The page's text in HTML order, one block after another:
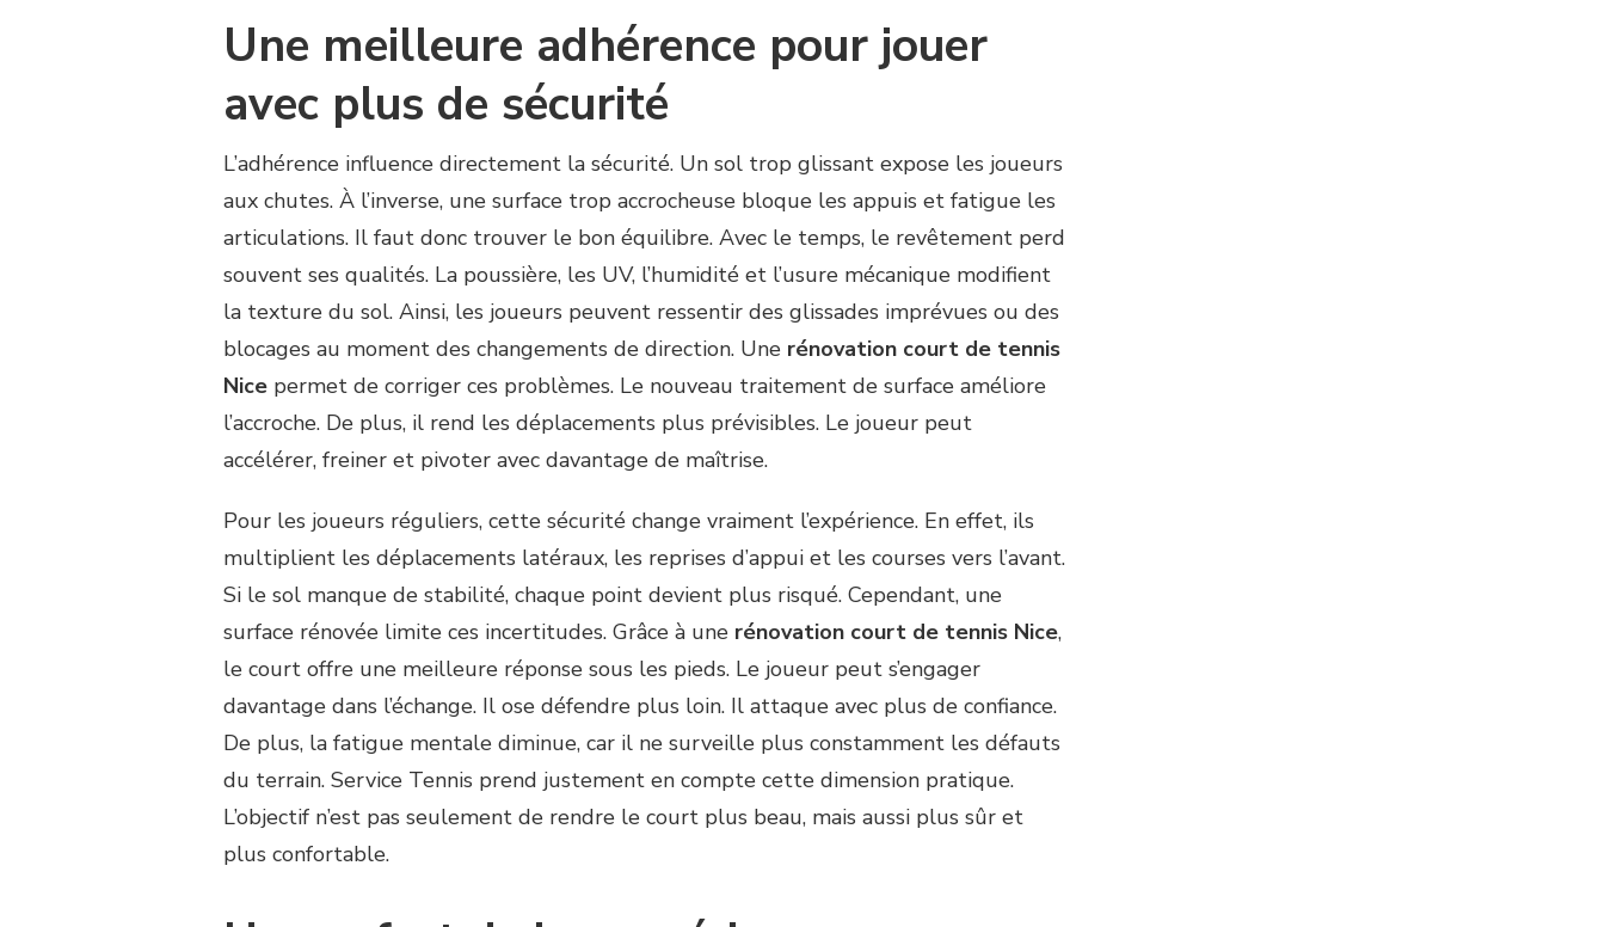
Une meilleure adhérence pour jouer
avec plus de sécurité
L’adhérence influence directement la sécurité. Un sol trop glissant expose les joueurs
aux chutes. À l’inverse, une surface trop accrocheuse bloque les appuis et fatigue les
articulations. Il faut donc trouver le bon équilibre. Avec le temps, le revêtement perd
souvent ses qualités. La poussière, les UV, l’humidité et l’usure mécanique modifient
la texture du sol. Ainsi, les joueurs peuvent ressentir des glissades imprévues ou des
blocages au moment des changements de direction. Une rénovation court de tennis
Nice permet de corriger ces problèmes. Le nouveau traitement de surface améliore
l’accroche. De plus, il rend les déplacements plus prévisibles. Le joueur peut
accélérer, freiner et pivoter avec davantage de maîtrise.
Pour les joueurs réguliers, cette sécurité change vraiment l’expérience. En effet, ils
multiplient les déplacements latéraux, les reprises d’appui et les courses vers l’avant.
Si le sol manque de stabilité, chaque point devient plus risqué. Cependant, une
surface rénovée limite ces incertitudes. Grâce à une rénovation court de tennis Nice,
le court offre une meilleure réponse sous les pieds. Le joueur peut s’engager
davantage dans l’échange. Il ose défendre plus loin. Il attaque avec plus de confiance.
De plus, la fatigue mentale diminue, car il ne surveille plus constamment les défauts
du terrain. Service Tennis prend justement en compte cette dimension pratique.
L’objectif n’est pas seulement de rendre le court plus beau, mais aussi plus sûr et
plus confortable.